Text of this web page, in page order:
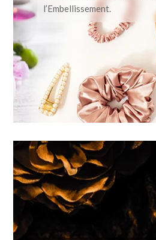
l’Embellissement.